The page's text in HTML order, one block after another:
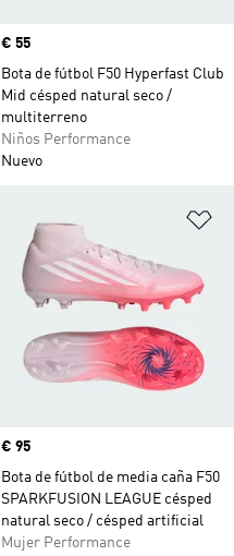
Precio
€ 55
Bota de fútbol F50 Hyperfast Club
Mid césped natural seco /
multiterreno
Niños Performance
Nuevo
Precio
€ 95
Bota de fútbol de media caña F50
SPARKFUSION LEAGUE césped
natural seco / césped artificial
Mujer Performance